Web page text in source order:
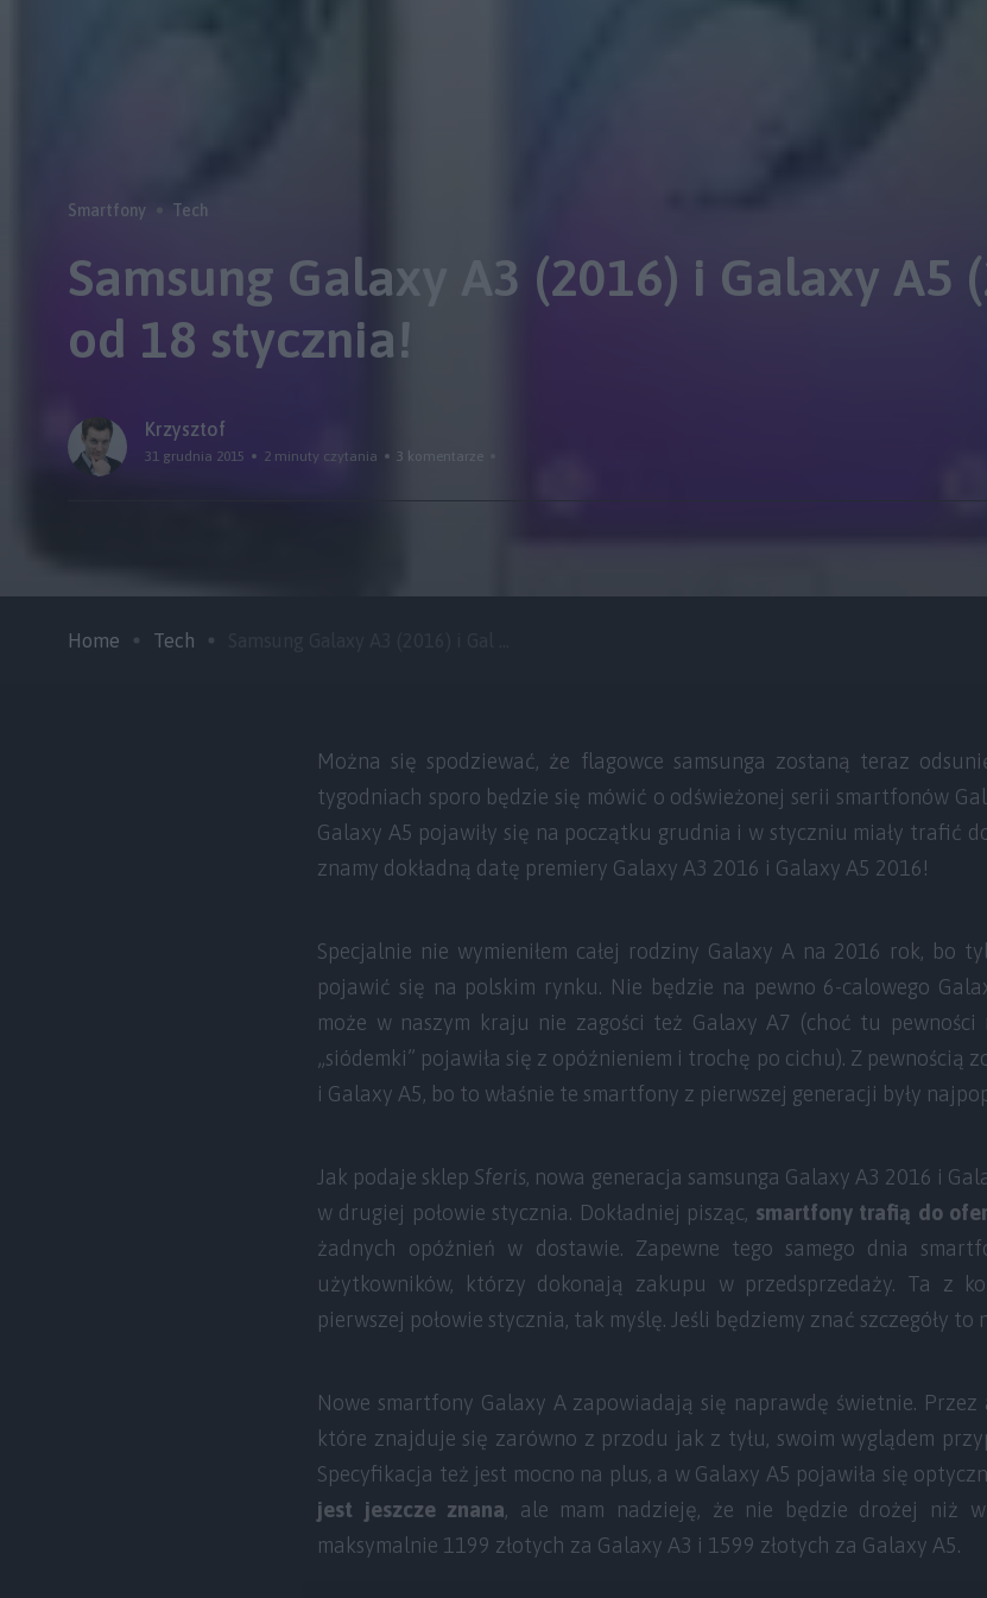
Smartfony Tech
Samsung Galaxy A3 (2016) i Galaxy A5
od 18 stycznia!
Krzysztof
31 grudnia 2015 2 minuty czytania 3 komentarze
Home Tech
Można się spodziewać, że flagowce samsunga zostaną teraz
tygodniach sporo będzie się mówić o odświeżonej serii smartfonów
Galaxy A5 pojawiły się na początku grudnia i w styczniu miały trafić
znamy dokładną datę premiery Galaxy A3 2016 i Galaxy A5 2016!
Specjalnie nie wymieniłem całej rodziny Galaxy A na 2016 rok, bo
pojawić się na polskim rynku. Nie będzie na pewno 6-calowego
może w naszym kraju nie zagości też Galaxy A7 (choć tu pewności
„siódemki” pojawiła się z opóźnieniem i trochę po cichu). Z pewnością
i Galaxy A5, bo to właśnie te smartfony z pierwszej generacji były
Jak podaje sklep Sferis, nowa generacja samsunga Galaxy A3 2016 i
w drugiej połowie stycznia. Dokładniej pisząc, smartfony trafią do
żadnych opóźnień w dostawie. Zapewne tego samego dnia
użytkowników, którzy dokonają zakupu w przedsprzedaży. Ta z
pierwszej połowie stycznia, tak myślę. Jeśli będziemy znać szczegóły to
Nowe smartfony Galaxy A zapowiadają się naprawdę świetnie. Przez
które znajduje się zarówno z przodu jak z tyłu, swoim wyglądem
Specyfikacja też jest mocno na plus, a w Galaxy A5 pojawiła się
jest jeszcze znana, ale mam nadzieję, że nie będzie drożej niż
maksymalnie 1199 złotych za Galaxy A3 i 1599 złotych za Galaxy A5.